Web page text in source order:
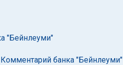
"Бейнлеуми"
банка "Бейнлеуми"